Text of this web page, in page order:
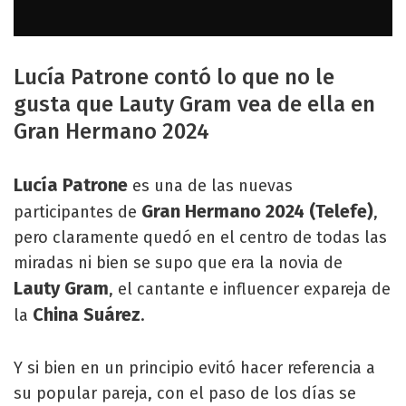
Lucía Patrone contó lo que no le
gusta que Lauty Gram vea de ella en
Gran Hermano 2024
Lucía Patrone es una de las nuevas
participantes de Gran Hermano 2024 (Telefe),
pero claramente quedó en el centro de todas las
miradas ni bien se supo que era la novia de
Lauty Gram, el cantante e influencer expareja de
la China Suárez.
Y si bien en un principio evitó hacer referencia a
su popular pareja, con el paso de los días se